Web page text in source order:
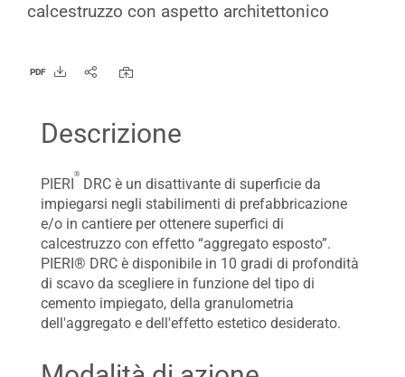
calcestruzzo con aspetto architettonico
PDF
Descrizione
PIERI
®
DRC è un disattivante di superficie da
impiegarsi negli stabilimenti di prefabbricazione
e/o in cantiere per ottenere superfici di
calcestruzzo con effetto “aggregato esposto”.
PIERI® DRC è disponibile in 10 gradi di profondità
di scavo da scegliere in funzione del tipo di
cemento impiegato, della granulometria
dell'aggregato e dell'effetto estetico desiderato.